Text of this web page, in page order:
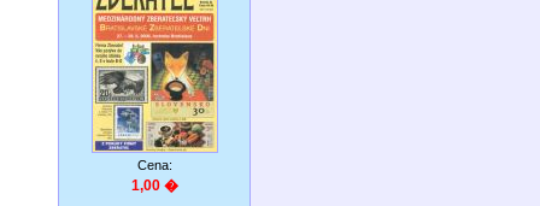
Cena:
1,00 �